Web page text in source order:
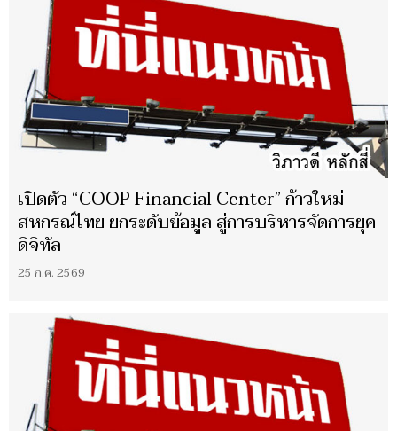
เปิดตัว “COOP Financial Center” ก้าวใหม่
สหกรณ์ไทย ยกระดับข้อมูล สู่การบริหารจัดการยุค
ดิจิทัล
25 ก.ค. 2569